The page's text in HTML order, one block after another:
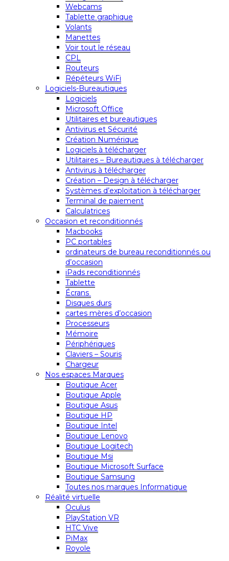
Webcams
Tablette graphique
Volants
Manettes
Voir tout le réseau
CPL
Routeurs
Répéteurs WiFi
Logiciels-Bureautiques
Logiciels
Microsoft Office
Utilitaires et bureautiques
Antivirus et Sécurité
Création Numérique
Logiciels à télécharger
Utilitaires – Bureautiques à télécharger
Antivirus à télécharger
Création – Design à télécharger
Systèmes d’exploitation à télécharger
Terminal de paiement
Calculatrices
Occasion et reconditionnés
Macbooks
PC portables
ordinateurs de bureau reconditionnés ou
d’occasion
iPads reconditionnés
Tablette
Écrans
Disques durs
cartes mères d’occasion
Processeurs
Mémoire
Périphériques
Claviers – Souris
Chargeur
Nos espaces Marques
Boutique Acer
Boutique Apple
Boutique Asus
Boutique HP
Boutique Intel
Boutique Lenovo
Boutique Logitech
Boutique Msi
Boutique Microsoft Surface
Boutique Samsung
Toutes nos marques Informatique
Réalité virtuelle
Oculus
PlayStation VR
HTC Vive
PiMax
Royole